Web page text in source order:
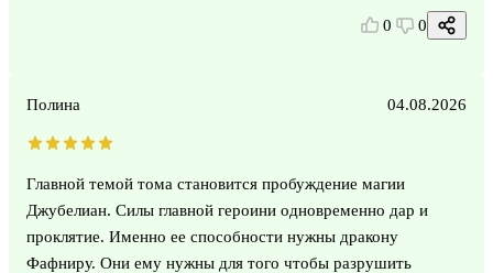
0 0
Полина 04.08.2026
Главной темой тома становится пробуждение магии
Джубелиан. Силы главной героини одновременно дар и
проклятие. Именно ее способности нужны дракону
Фафниру. Они ему нужны для того чтобы разрушить